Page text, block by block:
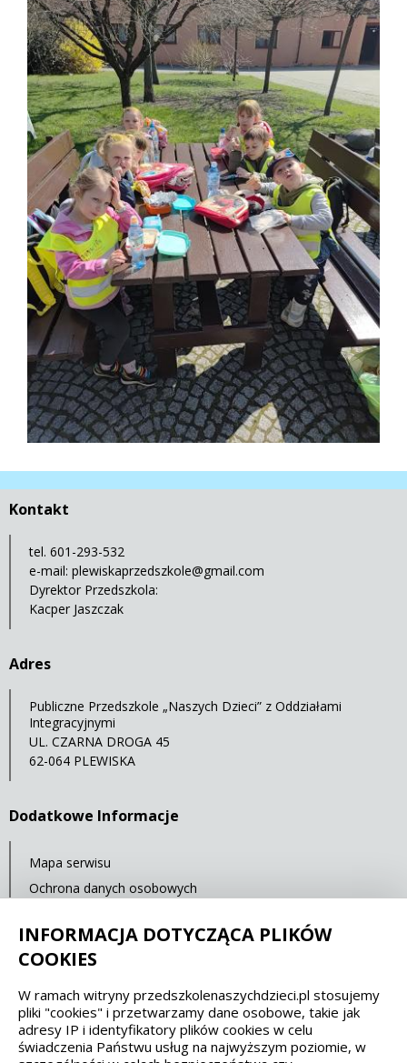
Kontakt
tel. 601-293-532
e-mail: plewiskaprzedszkole@gmail.com
Dyrektor Przedszkola:
Kacper Jaszczak
Adres
Publiczne Przedszkole „Naszych Dzieci” z Oddziałami
Integracyjnymi
UL. CZARNA DROGA 45
62-064 PLEWISKA
Dodatkowe Informacje
Mapa serwisu
Ochrona danych osobowych
Ostatnia aktualizacja: 14.07.2021 12:00
Spełniamy standardy dostępności oraz W3C
WCAG 2.1 SECTION 508 EAA/EN 301549
INFORMACJA DOTYCZĄCA PLIKÓW
COOKIES
W ramach witryny przedszkolenaszychdzieci.pl stosujemy
pliki "cookies" i przetwarzamy dane osobowe, takie jak
adresy IP i identyfikatory plików cookies w celu
świadczenia Państwu usług na najwyższym poziomie, w